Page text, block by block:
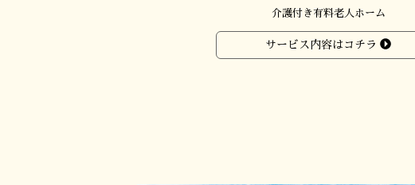
介護付き有料老人ホーム
サービス内容はコチラ